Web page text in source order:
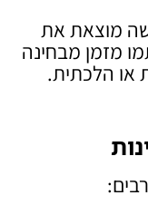
מוצאת את
מזמן מבחינה
או הלכתית.